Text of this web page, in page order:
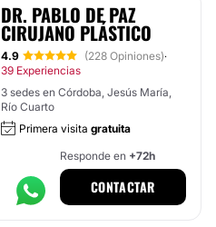
DR. PABLO DE PAZ
CIRUJANO PLÁSTICO
4.9 (228 Opiniones)·
39 Experiencias
3 sedes en Córdoba, Jesús María,
Río Cuarto
Primera visita gratuita
Responde en +72h
CONTACTAR